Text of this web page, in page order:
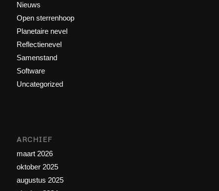
Nieuws
Open sterrenhoop
Planetaire nevel
Reflectienevel
Samenstand
Software
Uncategorized
ARCHIEF
maart 2026
oktober 2025
augustus 2025